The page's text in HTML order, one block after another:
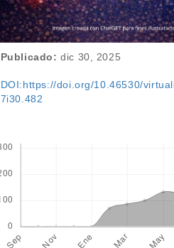
Publicado: dic 30, 2025
DOI:https://doi.org/10.46530/
7i30.482